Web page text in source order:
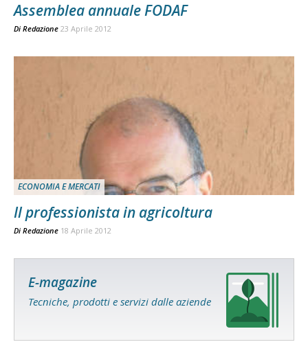
Assemblea annuale FODAF
Di Redazione 23 Aprile 2012
ECONOMIA E MERCATI
Il professionista in agricoltura
Di Redazione 18 Aprile 2012
E-magazine
Tecniche, prodotti e servizi dalle aziende